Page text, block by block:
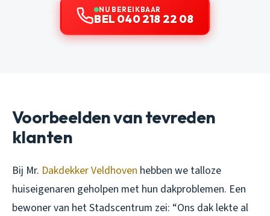
NU BEREIKBAAR
BEL 040 218 22 08
Voorbeelden van tevreden
klanten
Bij Mr. Dakdekker Veldhoven hebben we talloze
huiseigenaren geholpen met hun dakproblemen. Een
bewoner van het Stadscentrum zei: “Ons dak lekte al